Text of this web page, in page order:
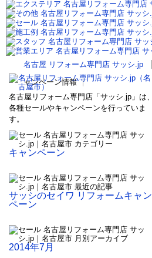
名古屋 リフォーム専門店 サッシ.jp
ャンペーン情報
名古屋リフォーム専門店「サッシ.jp」は、
各種セールやキャンペーンを行っていま
す。
キャンペーン
サッシのセイワ リフォームキャン
ペーン
2014年7月